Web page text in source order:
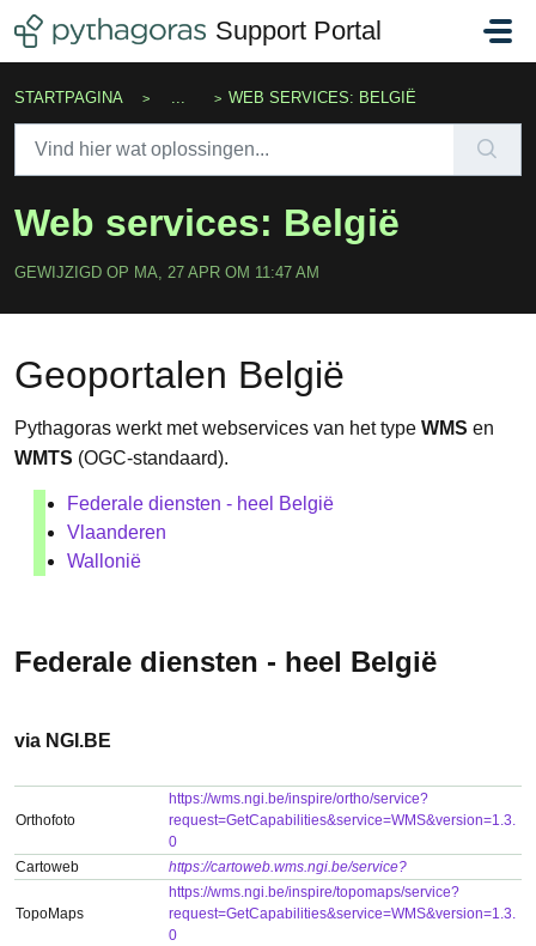
Doorgaan naar hoofdinhoud
Support Portal
STARTPAGINA ... WEB SERVICES: BELGIË
Web services: België
GEWIJZIGD OP MA, 27 APR OM 11:47 AM
Geoportalen België
Pythagoras werkt met webservices van het type WMS en
WMTS (OGC-standaard).
Federale diensten - heel België
Vlaanderen
Wallonië
Federale diensten - heel België
via NGI.BE
Orthofoto
https://wms.ngi.be/inspire/ortho/service?
request=GetCapabilities&service=WMS&version=1.3.
0
Cartoweb
https://cartoweb.wms.ngi.be/service?
TopoMaps
https://wms.ngi.be/inspire/topomaps/service?
request=GetCapabilities&service=WMS&version=1.3.
0